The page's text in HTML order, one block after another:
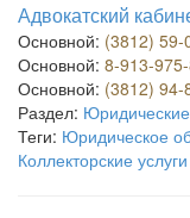
Адвокатский
Основной: (3812) 59-
Основной: 8-913-
Основной: (3812) 94-
Раздел: Юридические
Теги: Юридическое
Коллекторские услуги